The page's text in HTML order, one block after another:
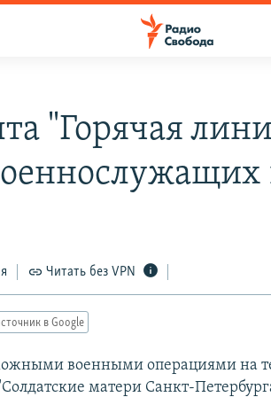
"Горячая
Читать без VPN
в Google
военными операциями на
матери Санкт-